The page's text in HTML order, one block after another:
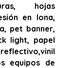
hojas
en lona,
pet banner,
light, papel
equipos de